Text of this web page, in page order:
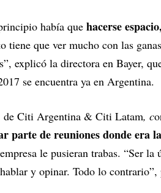
había que hacerse
tiene que ver mucho con las
explicó la directora en Bayer,
se encuentra ya en Argentina.
Citi Argentina & Citi Latam, c
parte de reuniones donde era
le pusieran trabas. “Ser la
y opinar. Todo lo